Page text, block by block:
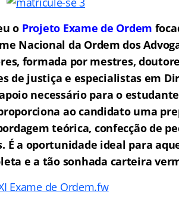
o Projeto Exame de Ordem fo
Nacional da Ordem dos
formada por mestres,
de justiça e especialistas em
necessário para o
ao candidato uma
teórica, confecção de
É a oportunidade ideal para
e a tão sonhada carteira